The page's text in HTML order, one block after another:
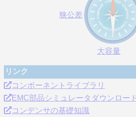
狭公差
大容量
リンク
コンポーネントライブラリ
EMC部品シミュレータダウンロー
コンデンサの基礎知識